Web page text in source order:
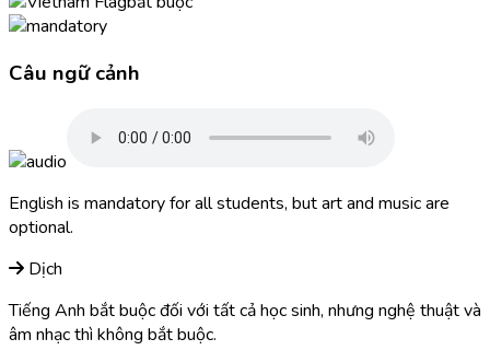
Câu ngữ cảnh
English is mandatory for all students, but art and music are
optional.
Dịch
Tiếng Anh bắt buộc đối với tất cả học sinh, nhưng nghệ thuật và
âm nhạc thì không bắt buộc.